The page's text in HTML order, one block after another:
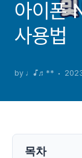
아이폰
사용법
by ♩♪♬**
목차